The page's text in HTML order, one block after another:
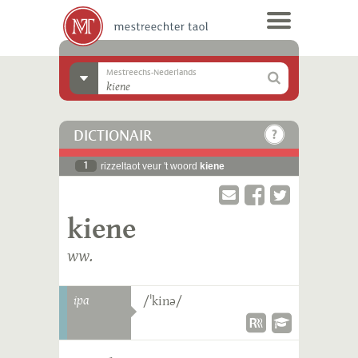
Mestreechs-Nederlands
DICTIONAIR
1 rizzeltaot veur 't woord kiene
kiene
ww.
ipa /ˈkinə/